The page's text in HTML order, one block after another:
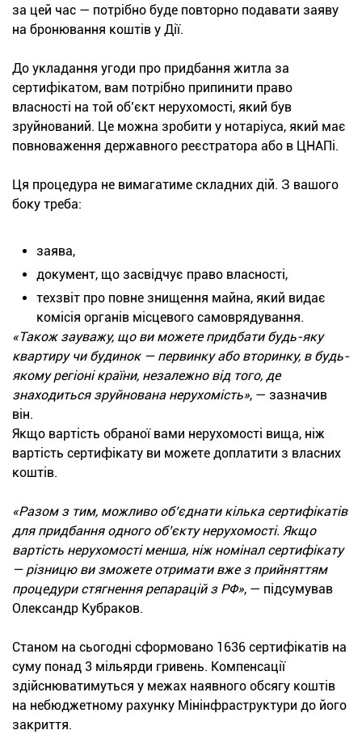
за цей час — потрібно буде повторно подавати заяву
на бронювання коштів у Дії.
До укладання угоди про придбання житла за
сертифікатом, вам потрібно припинити право
власності на той об’єкт нерухомості, який був
зруйнований. Це можна зробити у нотаріуса, який має
повноваження державного реєстратора або в ЦНАПі.
Ця процедура не вимагатиме складних дій. З вашого
боку треба:
заява,
документ, що засвідчує право власності,
техзвіт про повне знищення майна, який видає
комісія органів місцевого самоврядування.
«Також зауважу, що ви можете придбати будь-яку
квартиру чи будинок — первинку або вторинку, в будь-
якому регіоні країни, незалежно від того, де
знаходиться зруйнована нерухомість», — зазначив
він.
Якщо вартість обраної вами нерухомості вища, ніж
вартість сертифікату ви можете доплатити з власних
коштів.
«Разом з тим, можливо об’єднати кілька сертифікатів
для придбання одного об’єкту нерухомості. Якщо
вартість нерухомості менша, ніж номінал сертифікату
— різницю ви зможете отримати вже з прийняттям
процедури стягнення репарацій з РФ», — підсумував
Олександр Кубраков.
Станом на сьогодні сформовано 1636 сертифікатів на
суму понад 3 мільярди гривень. Компенсації
здійснюватимуться у межах наявного обсягу коштів
на небюджетному рахунку Мінінфраструктури до його
закриття.